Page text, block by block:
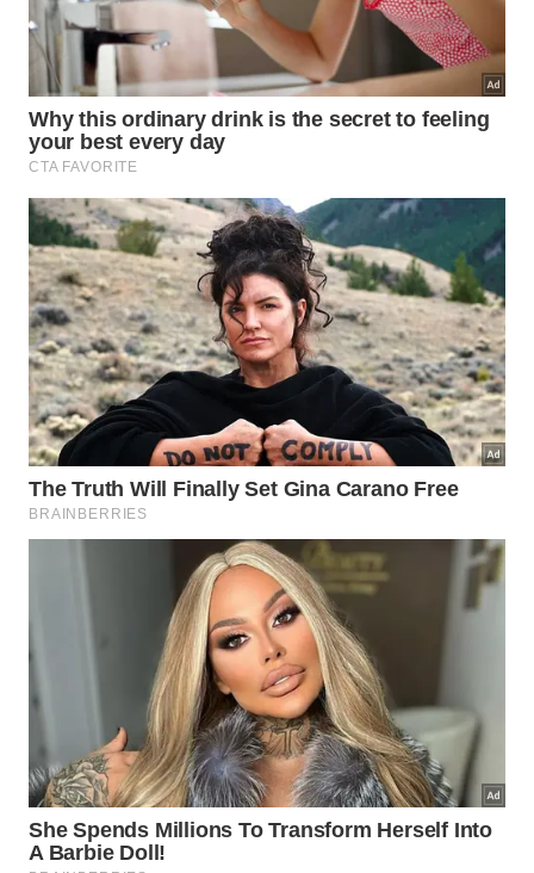
ombros longe das orelhas, sem encolher o
pescoço.
Flexionar os cotovelos devagar, aproximando o
peito da parede ou da bancada, sem deixar o
quadril cair ou projetar para trás.
Empurrar a superfície, estendendo os braços até
voltar à posição inicial, sempre controlando a
respiração.
Como progredir e potencializar os
resultados com segurança?
Com o tempo, o corpo se adapta aoexercício, e a
mesma carga deixa de gerar o mesmo estímulo.
Para continuar evoluindo natonificação dos braços,
é importante aumentar a dificuldade de forma
gradual, respeitando limites pessoais e eventuais
orientações médicas.
Alguns ajustes simples permitem intensificar o
trabalho muscular sem precisar de equipamentos,
treinomais desafiador e eficiente:
Afastar mais os pés da parede:aumenta a
inclinação do corpo e a carga sobre os braços.
Trocar a parede por bancada ou mesa:quanto
mais baixa a superfície, maior o esforço.
Controlar o tempo do movimento:descer em
três segundos e subir em dois intensifica o
trabalho muscular.